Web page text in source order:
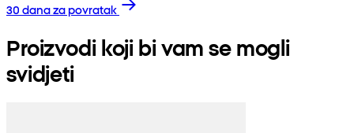
30 dana za povratak
Proizvodi koji bi vam se mogli
svidjeti